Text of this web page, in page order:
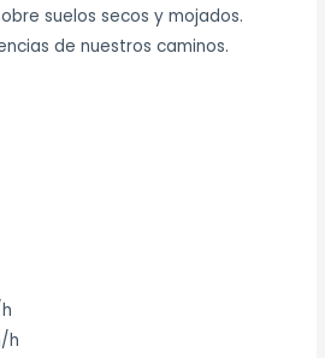
suelos secos y mojados.
de nuestros caminos.
h